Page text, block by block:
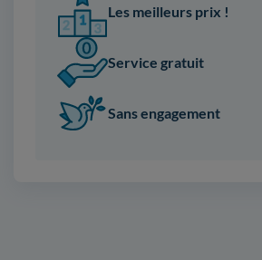
Les meilleurs prix !
Service gratuit
Sans engagement